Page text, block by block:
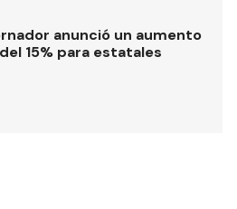
anunció un aumento
15% para estatales